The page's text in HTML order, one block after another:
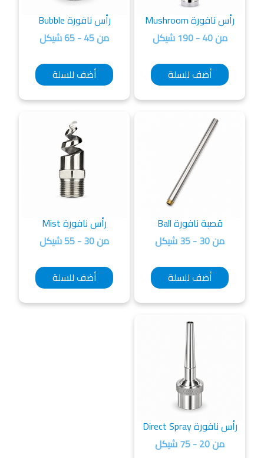
رأس نافورة Mushroom
من 40 - 190 شيكل
أضف للسلة
رأس نافورة Bubble
من 45 - 65 شيكل
أضف للسلة
قصبة نافورة Ball
من 30 - 35 شيكل
أضف للسلة
رأس نافورة Mist
من 30 - 55 شيكل
أضف للسلة
رأس نافورة Direct Spray
من 20 - 75 شيكل